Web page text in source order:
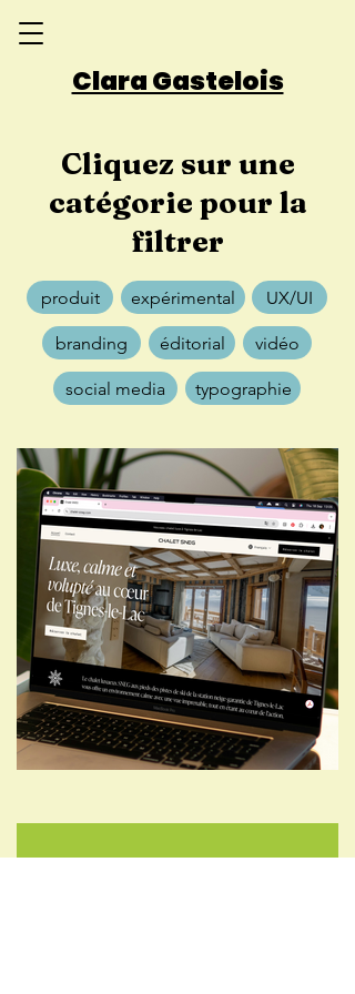
Clara Gastelois
Cliquez sur une
catégorie pour la
filtrer
produit expérimental UX/UI
branding éditorial vidéo
social media typographie